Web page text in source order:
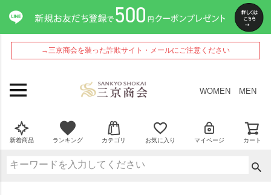
→三京商会を装った詐欺サイト・メールにご注意ください
WOMEN MEN
新着商品 ランキング カテゴリ お気に入り マイページ カート